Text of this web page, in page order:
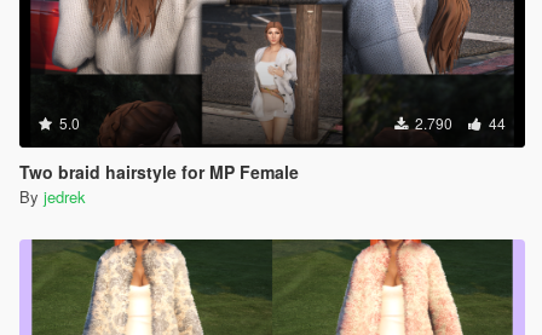
5.0 2.790 44
Two braid hairstyle for MP Female
By jedrek